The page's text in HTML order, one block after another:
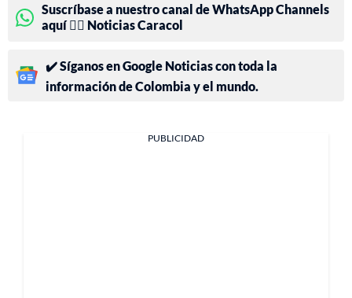
Suscríbase a nuestro canal de WhatsApp Channels
aquí 👉🏻 Noticias Caracol
✔️ Síganos en Google Noticias con toda la
información de Colombia y el mundo.
PUBLICIDAD